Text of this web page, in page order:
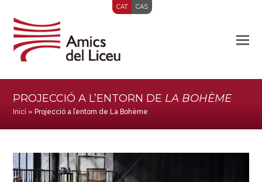
CAT CAS
PROJECCIÓ A L’ENTORN DE LA BOHÈME
Inici » Projecció a l’entorn de La Bohème